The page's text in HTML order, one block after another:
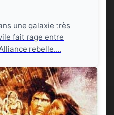
une galaxie très
fait rage entre
rebelle....